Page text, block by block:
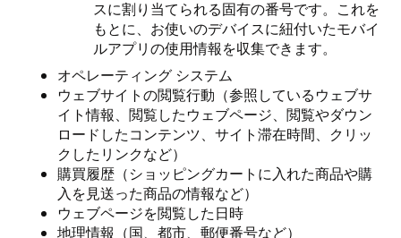
スに割り当てられる固有の番号です。これを
もとに、お使いのデバイスに紐付いたモバイ
ルアプリの使用情報を収集できます。
オペレーティング システム
ウェブサイトの閲覧行動（参照しているウェブサ
イト情報、閲覧したウェブページ、閲覧やダウン
ロードしたコンテンツ、サイト滞在時間、クリッ
クしたリンクなど）
購買履歴（ショッピングカートに入れた商品や購
入を見送った商品の情報など）
ウェブページを閲覧した日時
地理情報（国、都市、郵便番号など）